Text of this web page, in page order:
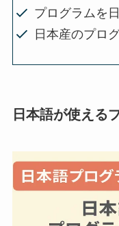
プログラムを
日本産のプロ
日本語が使える